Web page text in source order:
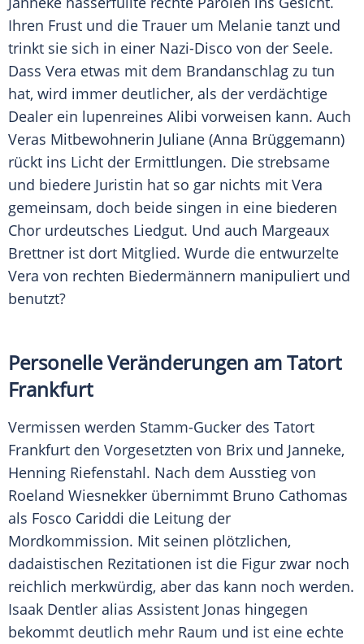
Ihren Frust und die Trauer um Melanie tanzt und
trinkt sie sich in einer Nazi-Disco von der Seele.
Dass Vera etwas mit dem Brandanschlag zu tun
hat, wird immer deutlicher, als der verdächtige
Dealer ein lupenreines Alibi vorweisen kann. Auch
Veras Mitbewohnerin Juliane (Anna Brüggemann)
rückt ins Licht der Ermittlungen. Die strebsame
und biedere Juristin hat so gar nichts mit Vera
gemeinsam, doch beide singen in eine biederen
Chor urdeutsches Liedgut. Und auch Margeaux
Brettner ist dort Mitglied. Wurde die entwurzelte
Vera von rechten Biedermännern manipuliert und
benutzt?
Personelle Veränderungen amTatort
Frankfurt
Vermissen werden Stamm-Gucker des Tatort
Frankfurt den Vorgesetzten von Brix und Janneke,
Henning Riefenstahl. Nach dem Ausstieg von
Roeland Wiesnekker übernimmt Bruno Cathomas
als Fosco Cariddi die Leitung der
Mordkommission. Mit seinen plötzlichen,
dadaistischen Rezitationen ist die Figur zwar noch
reichlich merkwürdig, aber das kann noch werden.
Isaak Dentler alias Assistent Jonas hingegen
bekommt deutlich mehr Raum und ist eine echte